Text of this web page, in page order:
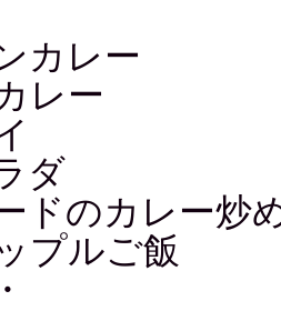
カレー
レー
ダ
ドのカレー炒
プルご飯